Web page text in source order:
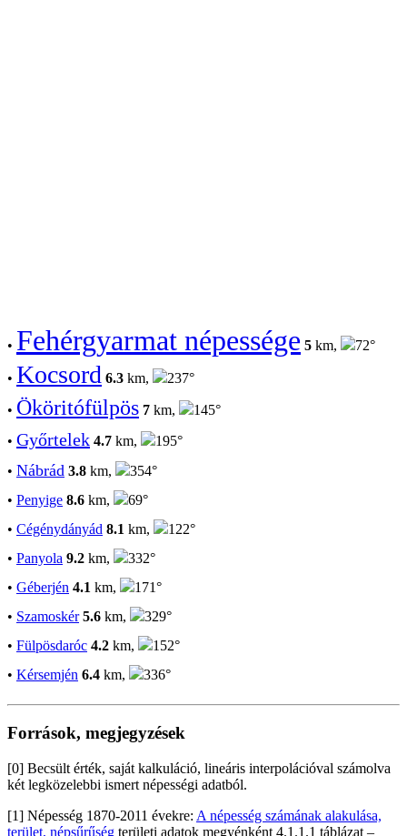
• Fehérgyarmat népessége 5 km, 72°
• Kocsord 6.3 km, 237°
• Ököritófülpös 7 km,
145°
• Győrtelek 4.7 km,
195°
• Nábrád 3.8 km,
354°
• Penyige 8.6 km,
69°
• Cégénydányád 8.1 km,
122°
• Panyola 9.2 km,
332°
• Géberjén 4.1 km,
171°
• Szamoskér 5.6 km,
329°
• Fülpösdaróc 4.2 km,
152°
• Kérsemjén 6.4 km, 336°
Források, megjegyzések
[0] Becsült érték, saját kalkuláció, lineáris interpolációval számolva
két legközelebbi ismert népességi adatból.
[1] Népesség 1870-2011 évekre: A népesség számának alakulása,
terület, népsűrűség területi adatok megyénként 4.1.1.1 táblázat –